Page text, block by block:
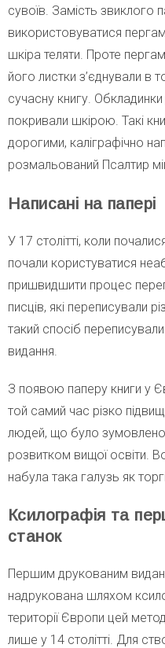
сувоїв. Замість звиклого
використовуватися
шкіра теляти. Проте
його листки з’єднували в
сучасну книгу.
покривали шкірою. Такі
дорогими, каліграфічно
розмальований Псалтир
Написані на папері
У 17 столітті, коли
почали користуватися
пришвидшити процес
писців, які переписували
такий спосіб
видання.
З появою паперу книги у
той самий час різко
людей, що було зумовлено
розвитком вищої освіти.
набула така галузь як
Ксилографія та
станок
Першим друкованим
надрукована шляхом
території Європи цей
лише у 14 столітті. Для